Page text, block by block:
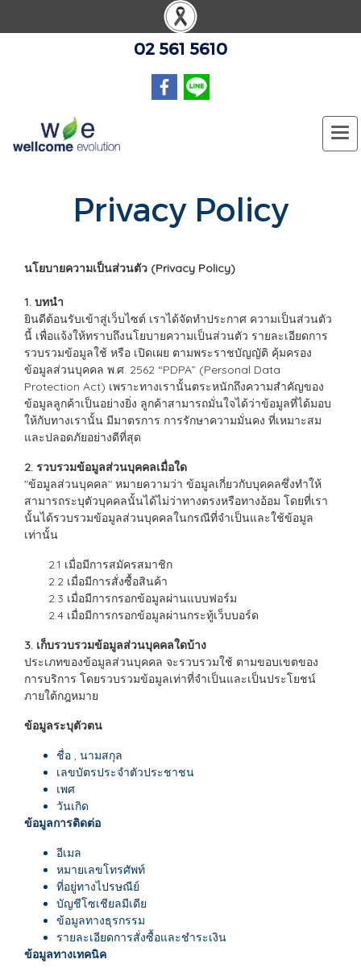
02 561 5610
Privacy Policy
นโยบายความเป็นส่วนตัว (Privacy Policy)
1. บทนำ
ยินดีต้อนรับเข้าสู่เว็บไซต์ เราได้จัดทำประกาศ ความเป็นส่วนตัว
นี้ เพื่อแจ้งให้ทราบถึงนโยบายความเป็นส่วนตัว รายละเอียดการ
รวบรวมข้อมูลใช้ หรือ เปิดเผย ตามพระราชบัญญัติ คุ้มครอง
ข้อมูลส่วนบุคคล พ.ศ. 2562 “PDPA” (Personal Data
Protection Act) เพราะทางเรานั้นตระหนักถึงความสำคัญของ
ข้อมูลลูกค้าเป็นอย่างยิ่ง ลูกค้าสามารถมั่นใจได้ว่าข้อมูลที่ได้มอบ
ให้กับทางเรานั้น มีมาตรการ การรักษาความมั่นคง ที่เหมาะสม
และปลอดภัยอย่างดีที่สุด
2. รวบรวมข้อมูลส่วนบุคคลเมื่อใด
"ข้อมูลส่วนบุคคล" หมายความว่า ข้อมูลเกี่ยวกับบุคคลซึ่งทำให้
สามารถระบุตัวบุคคลนั้นได้ไม่ว่าทางตรงหรือทางอ้อม โดยที่เรา
นั้นได้รวบรวมข้อมูลส่วนบุคคลในกรณีที่จำเป็นและใช้ข้อมูล
เท่านั้น
2.1 เมื่อมีการสมัครสมาชิก
2.2 เมื่อมีการสั่งซื้อสินค้า
2.3 เมื่อมีการกรอกข้อมูลผ่านแบบฟอร์ม
2.4 เมื่อมีการกรอกข้อมูลผ่านกระทู้เว็บบอร์ด
3. เก็บรวบรวมข้อมูลส่วนบุคคลใดบ้าง
ประเภทของข้อมูลส่วนบุคคล จะรวบรวมใช้ ตามขอบเขตของ
การบริการ โดยรวบรวมข้อมูลเท่าที่จำเป็นและเป็นประโยชน์
ภายใต้กฎหมาย
ข้อมูลระบุตัวตน
ชื่อ , นามสกุล
เลขบัตรประจำตัวประชาชน
เพศ
วันเกิด
ข้อมูลการติดต่อ
อีเมล
หมายเลขโทรศัพท์
ที่อยู่ทางไปรษณีย์
บัญชีโซเชียลมีเดีย
ข้อมูลทางธุรกรรม
รายละเอียดการสั่งซื้อและชำระเงิน
ข้อมูลทางเทคนิค